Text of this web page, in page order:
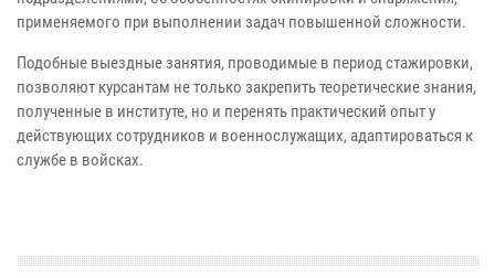
применяемого при выполнении задач повышенной сложности.
Подобные выездные занятия, проводимые в период стажировки,
позволяют курсантам не только закрепить теоретические знания,
полученные в институте, но и перенять практический опыт у
действующих сотрудников и военнослужащих, адаптироваться к
службе в войсках.